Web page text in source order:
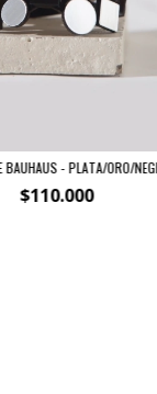
BAUHAUS - PLATA/ORO/
$110.000